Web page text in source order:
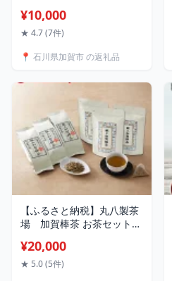
（ご家庭用） シャインマス
カット マスカット ぶどう
ーツ 果物 くだもの 果実 食
¥10,000
★ 4.7 (7件)
📍 石川県加賀市 の返礼品
【ふるさと納税】丸八製茶
場 加賀棒茶 お茶セット
［60C0353］ F6P-0025
¥20,000
★ 5.0 (5件)